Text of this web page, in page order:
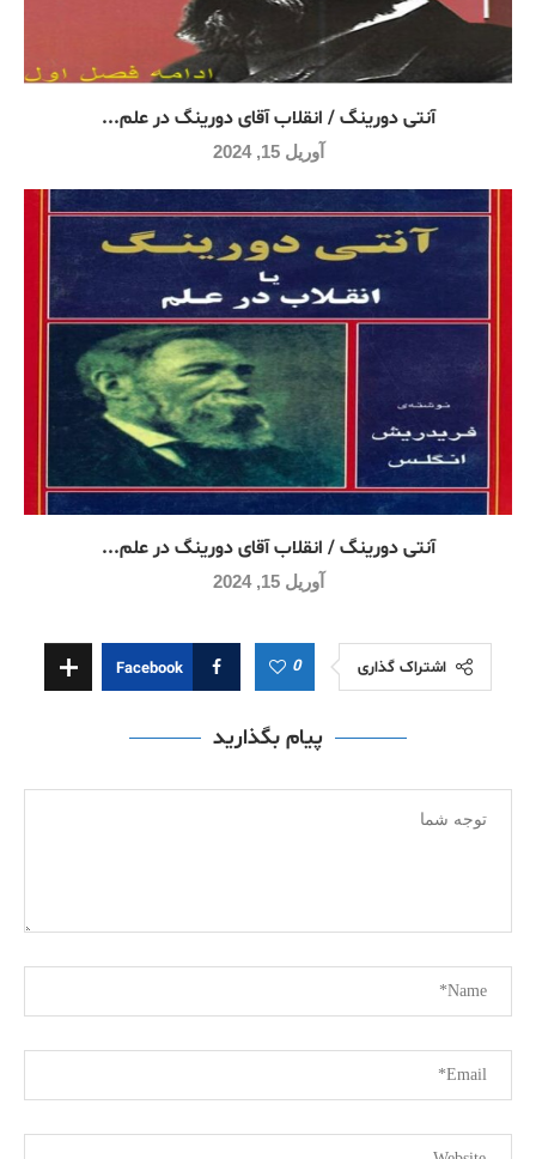
آنتی دورینگ / انقلاب آقای دورینگ در علم...
آوریل 15, 2024
آنتی دورینگ / انقلاب آقای دورینگ در علم...
آوریل 15, 2024
اشتراک گذاری 0
Facebook
پیام بگذارید